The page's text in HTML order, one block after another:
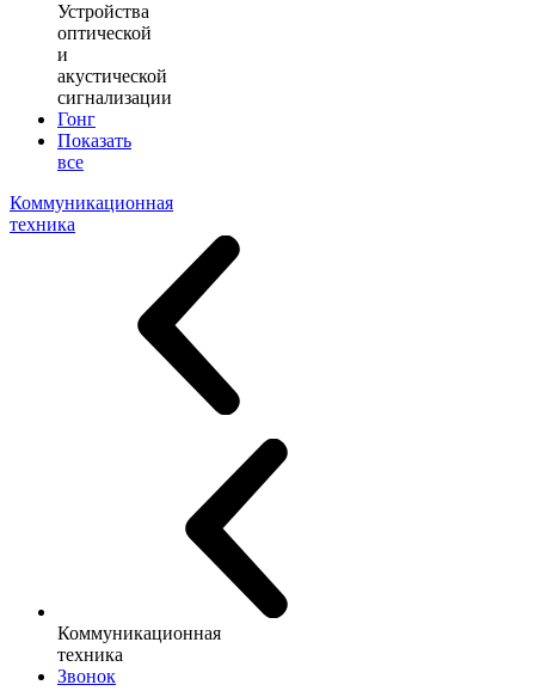
Устройства
оптической
и
акустической
сигнализации
Гонг
Показать
все
Коммуникационная
техника
Коммуникационная
техника
Звонок